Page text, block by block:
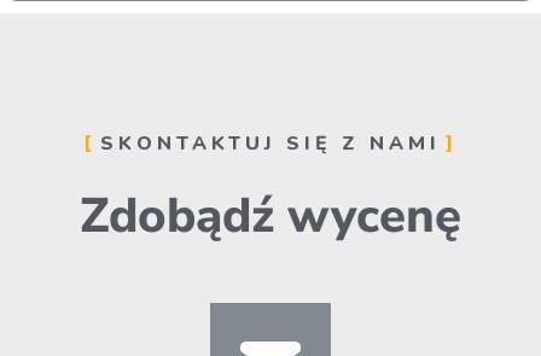
SKONTAKTUJ SIĘ Z NAMI
Zdobądź wycenę